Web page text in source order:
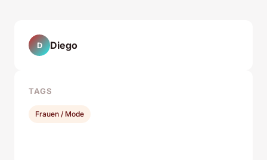
D Diego
TAGS
Frauen / Mode